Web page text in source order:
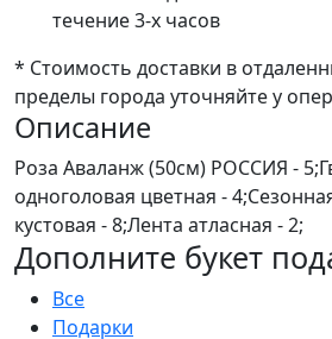
течение 3-х часов
* Стоимость доставки в
пределы города уточняйте у
Описание
Роза Аваланж (50см) РОССИЯ -
одноголовая цветная -
кустовая - 8;Лента атласная - 2;
Дополните букет
Все
Подарки